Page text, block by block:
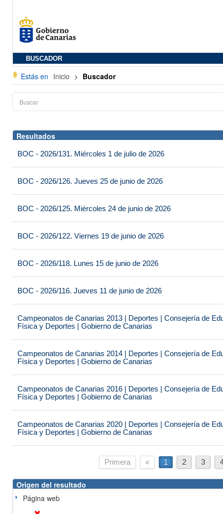
BUSCADOR
Estás en Inicio > Buscador
Resultados
BOC - 2026/131. Miércoles 1 de julio de 2026
BOC - 2026/126. Jueves 25 de junio de 2026
BOC - 2026/125. Miércoles 24 de junio de 2026
BOC - 2026/122. Viernes 19 de junio de 2026
BOC - 2026/118. Lunes 15 de junio de 2026
BOC - 2026/116. Jueves 11 de junio de 2026
Campeonatos de Canarias 2013 | Deportes | Consejería de
Física y Deportes | Gobierno de Canarias
Campeonatos de Canarias 2014 | Deportes | Consejería de
Física y Deportes | Gobierno de Canarias
Campeonatos de Canarias 2016 | Deportes | Consejería de
Física y Deportes | Gobierno de Canarias
Campeonatos de Canarias 2020 | Deportes | Consejería de
Física y Deportes | Gobierno de Canarias
Primera « 1 2 3
Origen del resultado
Página web